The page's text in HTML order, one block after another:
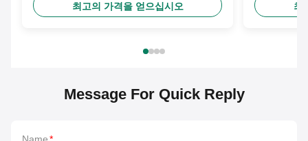
최고의 가격을 얻으십시오 최
Message For Quick Reply